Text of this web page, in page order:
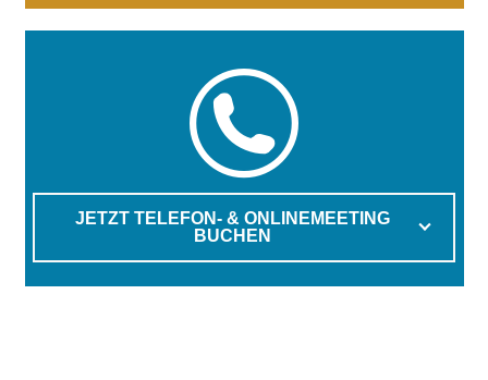
JETZT TELEFON- & ONLINEMEETING
BUCHEN